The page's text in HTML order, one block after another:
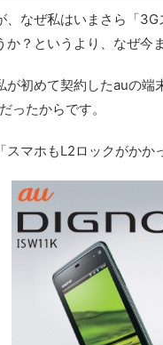
、なぜ私はいまさら「
か？というより、なぜ今
が初めて契約したauの端
ったからです。
スマホもL2ロックがかか